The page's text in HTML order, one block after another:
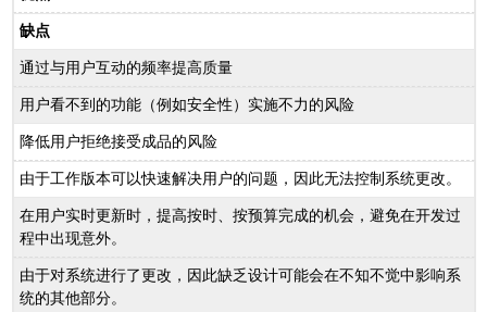
缺点
通过与用户互动的频率提高质量
用户看不到的功能（例如安全性）实施不力的风险
降低用户拒绝接受成品的风险
由于工作版本可以快速解决用户的问题，因此无法控制系统更改。
在用户实时更新时，提高按时、按预算完成的机会，避免在开发过
程中出现意外。
由于对系统进行了更改，因此缺乏设计可能会在不知不觉中影响系
统的其他部分。